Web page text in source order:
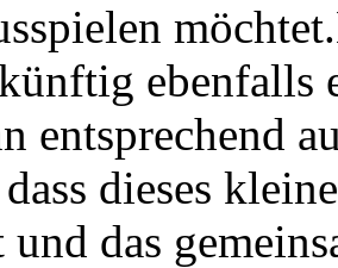
ebenfalls
entsprechend
dieses
das